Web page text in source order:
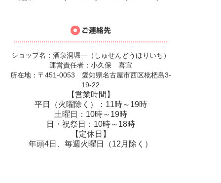
ショップ名：酒泉洞堀一（しゅせんどうほりいち）
運営責任者：小久保 喜宣
所在地：〒451-0053 愛知県名古屋市西区枇杷島3-
19-22
【営業時間】
平日（火曜除く）：11時～19時
土曜日：10時～19時
日・祝祭日：10時～18時
【定休日】
年頭4日、毎週火曜日（12月除く）